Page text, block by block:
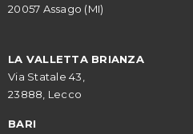
20057 Assago (MI)
LA VALLETTA BRIANZA
Via Statale 43,
23888, Lecco
BARI